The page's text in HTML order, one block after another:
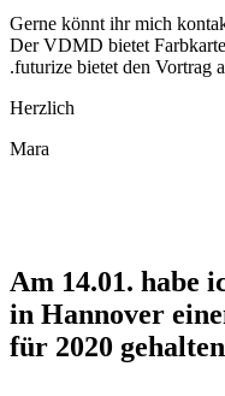
Gerne könnt ihr mich
Der VDMD bietet
.futurize bietet den Vortrag
Herzlich
Mara
Am 14.01. habe
in Hannover
für 2020 gehalten